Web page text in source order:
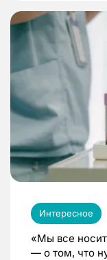
Интересное
«Мы все
— о том, что